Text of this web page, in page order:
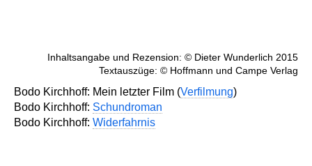
Inhaltsangabe und Rezension: © Dieter Wunderlich 2015
Textauszüge: © Hoffmann und Campe Verlag
Bodo Kirchhoff: Mein letzter Film (Verfilmung)
Bodo Kirchhoff: Schundroman
Bodo Kirchhoff: Widerfahrnis